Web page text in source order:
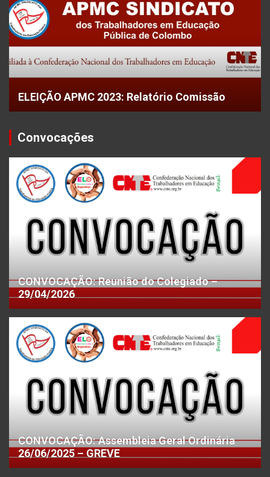
ELEIÇÃO APMC 2023: Relatório Comissão
Convocações
CONVOCAÇÃO: Reunião do Colegiado –
29/04/2026
CONVOCAÇÃO: Assembleia Geral Ordinária
26/06/2025 – GREVE